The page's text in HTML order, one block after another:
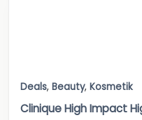
Deals, Beauty, Kosmetik
Clinique High Impact